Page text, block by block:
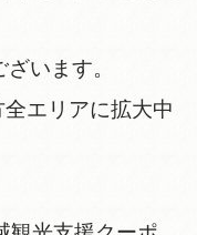
います。
エリアに拡大中